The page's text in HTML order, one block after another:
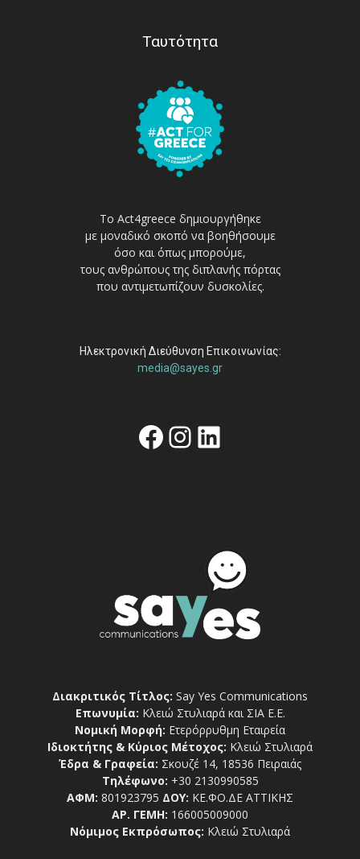
Ταυτότητα
Το Act4greece δημιουργήθηκε
με μοναδικό σκοπό να βοηθήσουμε
όσο και όπως μπορούμε,
τους ανθρώπους της διπλανής πόρτας
που αντιμετωπίζουν δυσκολίες.
Ηλεκτρονική Διεύθυνση Επικοινωνίας:
media@sayes.gr
Facebook
Instagram
Linkedin
Διακριτικός Τίτλος: Say Yes Communications
Επωνυμία: Κλειώ Στυλιαρά και ΣΙΑ Ε.Ε.
Νομική Μορφή: Ετερόρρυθμη Εταιρεία
Ιδιοκτήτης & Κύριος Μέτοχος: Κλειώ Στυλιαρά
Έδρα & Γραφεία: Σκουζέ 14, 18536 Πειραιάς
Τηλέφωνο: +30 2130990585
ΑΦΜ: 801923795 ΔΟΥ: ΚΕ.ΦΟ.ΔΕ ΑΤΤΙΚΗΣ
ΑΡ. ΓΕΜΗ: 166005009000
Νόμιμος Εκπρόσωπος: Κλειώ Στυλιαρά